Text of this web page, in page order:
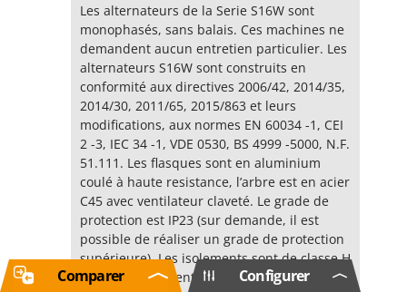
Les alternateurs de la Serie S16W sont
monophasés, sans balais. Ces machines ne
demandent aucun entretien particulier. Les
alternateurs S16W sont construits en
conformité aux directives 2006/42, 2014/35,
2014/30, 2011/65, 2015/863 et leurs
modifications, aux normes EN 60034 -1, CEI
2 -3, IEC 34 -1, VDE 0530, BS 4999 -5000, N.F.
51.111. Les flasques sont en aluminium
coulé à haute resistance, l’arbre est en acier
C45 avec ventilateur claveté. Le grade de
protection est IP23 (sur demande, il est
possible de réaliser un grade de protection
supérieure). Les isolements sont de classe H
et les enroulements imprégnés de résines
Configurer
Comparer